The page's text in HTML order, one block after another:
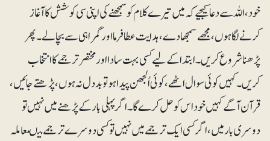
خود، اللہ سے دعا کیجیے کہ میں تیرے کلام کو سمجھنے کی اپنی سی کوشش کا آغاز
کرنے لگا ہوں، مجھے سمجھا دے، ہدایت عطا فرما اور گمراہی سے بچا لے۔ پھر
پڑھنا شروع کریں۔ ابتدا کے لیے کسی بہت سادا اور مختصر ترجمے کا انتخاب
کریں۔ کہیں کوئی سوال اٹھے، کوئی اُلجھن پیدا ہو تو بددل نہ ہوں، پڑھتے جائیں،
قرآن آگے کہیں خود اس کو حل کرے گا۔ اگر پہلی بار کے پڑھنے میں نہیں تو
دوسری بار میں، اگر کسی ایک ترجمے میں نہیں تو کسی دوسرے ترجمے میںمعاملہ